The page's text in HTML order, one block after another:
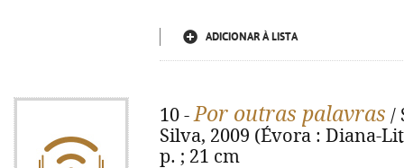
ADICIONAR À LISTA
10 -Por outras palavras /
Silva, 2009 (Évora : Diana-
p. ; 21 cm